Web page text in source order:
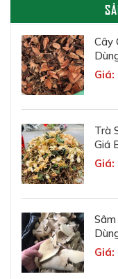
Cây
Giá:
Trà
Giá
Giá:
Giá: